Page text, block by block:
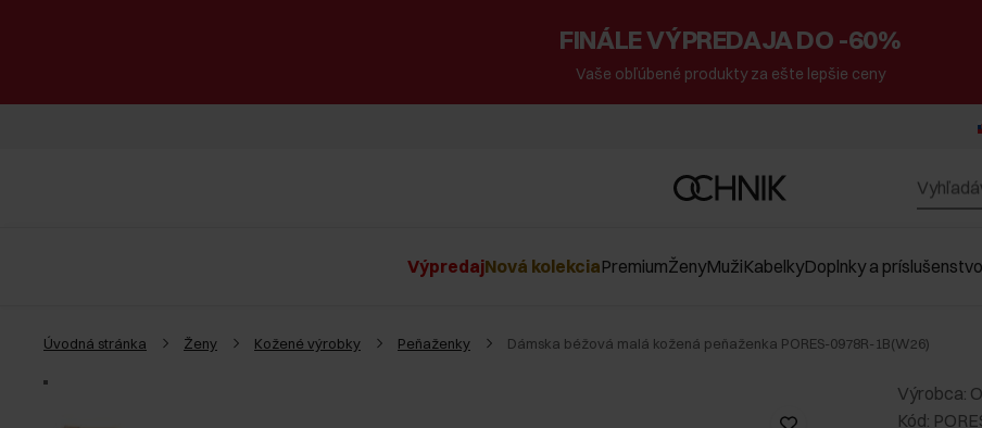
FINÁLE VÝPREDAJA DO -60%
Vaše obľúbené produkty za ešte lepšie ceny
VýpredajNová kolekciaPremiumŽenyMužiKabelkyDoplnky a príslušenstvo
Úvodná stránka Ženy Kožené výrobky Peňaženky Dámska béžová malá kožená peňaženka PORES-0978R-1B(W26)
Výrobca:
Kód: